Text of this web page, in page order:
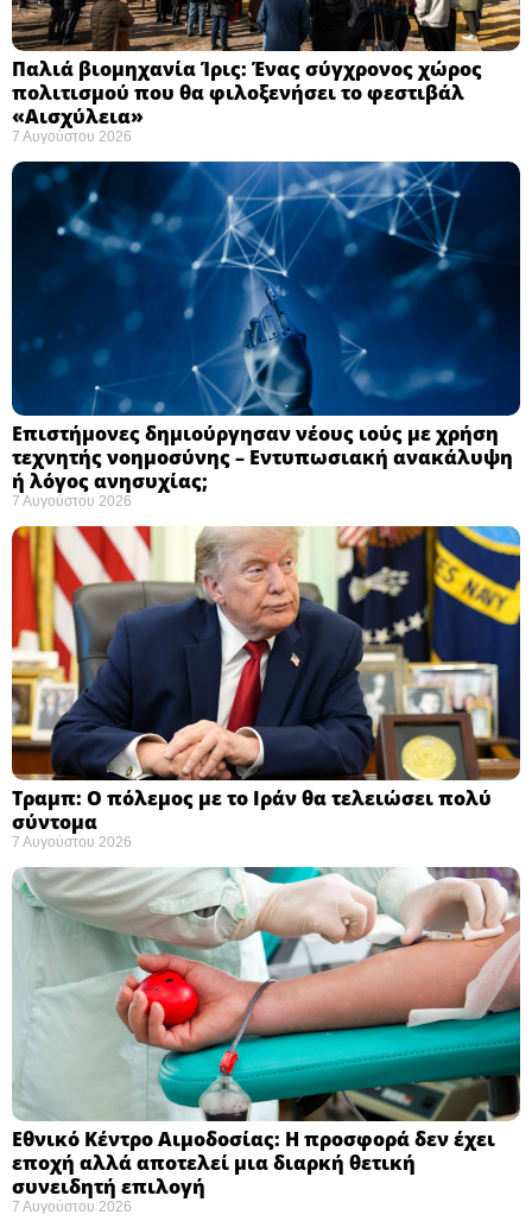
Παλιά βιομηχανία Ίρις: Ένας σύγχρονος χώρος
πολιτισμού που θα φιλοξενήσει το φεστιβάλ
«Αισχύλεια» ​
7 Αυγούστου 2026
Επιστήμονες δημιούργησαν νέους ιούς με χρήση
τεχνητής νοημοσύνης – Εντυπωσιακή ανακάλυψη
ή λόγος ανησυχίας; ​
7 Αυγούστου 2026
Τραμπ: Ο πόλεμος με το Ιράν θα τελειώσει πολύ
σύντομα ​
7 Αυγούστου 2026
Εθνικό Κέντρο Αιμοδοσίας: H προσφορά δεν έχει
εποχή αλλά αποτελεί μια διαρκή θετική
συνειδητή επιλογή ​
7 Αυγούστου 2026